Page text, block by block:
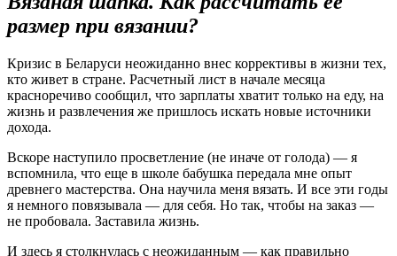
размер при вязании?
Кризис в Беларуси неожиданно внес коррективы в жизни тех,
кто живет в стране. Расчетный лист в начале месяца
красноречиво сообщил, что зарплаты хватит только на еду, на
жизнь и развлечения же пришлось искать новые источники
дохода.
Вскоре наступило просветление (не иначе от голода) — я
вспомнила, что еще в школе бабушка передала мне опыт
древнего мастерства. Она научила меня вязать. И все эти годы
я немного повязывала — для себя. Но так, чтобы на заказ —
не пробовала. Заставила жизнь.
И здесь я столкнулась с неожиданным — как правильно